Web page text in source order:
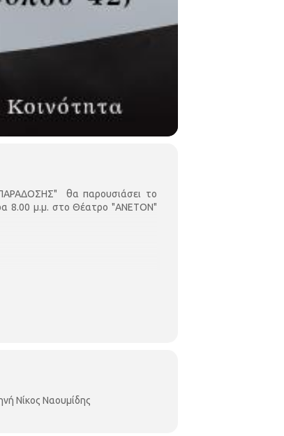
ΠΑΡΑΔΟΣΗΣ" θα παρουσιάσει το
8.00 μ.μ. στο Θέατρο "ΑΝΕΤΟΝ"
Νίκος Ναουμίδης